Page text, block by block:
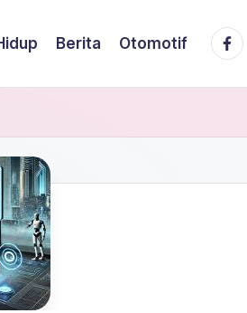
Berita Otomotif